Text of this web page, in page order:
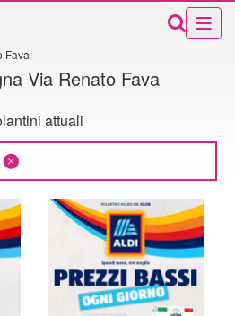
Fava
Via Renato Fava
attuali